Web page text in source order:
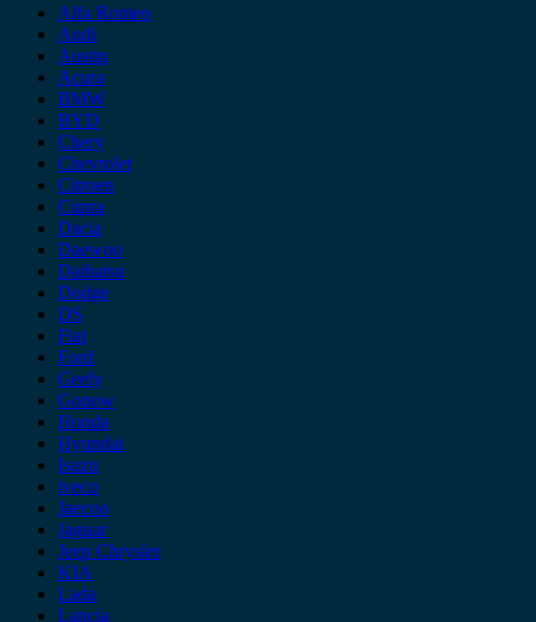
Alfa Romeo
Audi
Austin
Acura
BMW
BYD
Chery
Chevrolet
Citroen
Cupra
Dacia
Daewoo
Daihatsu
Dodge
DS
Fiat
Ford
Geely
Gonow
Honda
Hyundai
Isuzu
iveco
Jaecoo
Jaguar
Jeep Chrysler
KIA
Lada
Lancia